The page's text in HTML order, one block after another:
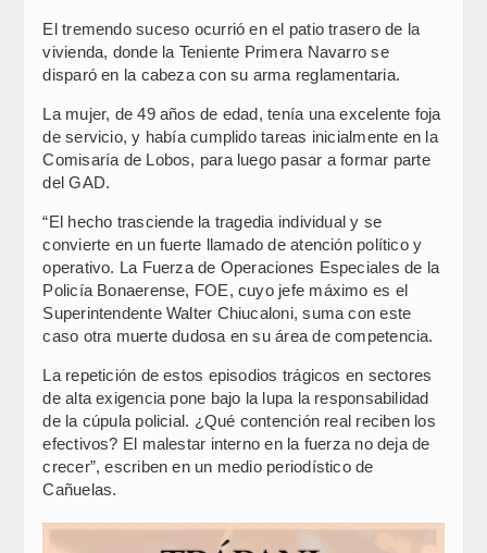
El tremendo suceso ocurrió en el patio trasero de la
vivienda, donde la Teniente Primera Navarro se
disparó en la cabeza con su arma reglamentaria.
La mujer, de 49 años de edad, tenía una excelente foja
de servicio, y había cumplido tareas inicialmente en la
Comisaría de Lobos, para luego pasar a formar parte
del GAD.
“El hecho trasciende la tragedia individual y se
convierte en un fuerte llamado de atención político y
operativo. La Fuerza de Operaciones Especiales de la
Policía Bonaerense, FOE, cuyo jefe máximo es el
Superintendente Walter Chiucaloni, suma con este
caso otra muerte dudosa en su área de competencia.
La repetición de estos episodios trágicos en sectores
de alta exigencia pone bajo la lupa la responsabilidad
de la cúpula policial. ¿Qué contención real reciben los
efectivos? El malestar interno en la fuerza no deja de
crecer”, escriben en un medio periodístico de
Cañuelas.